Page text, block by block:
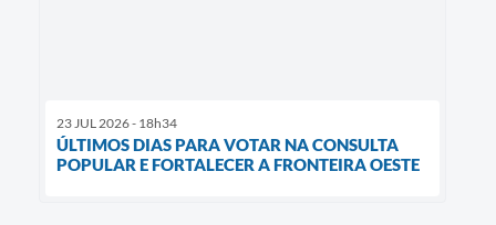
23 JUL 2026 - 18h34
ÚLTIMOS DIAS PARA VOTAR NA CONSULTA
POPULAR E FORTALECER A FRONTEIRA OESTE